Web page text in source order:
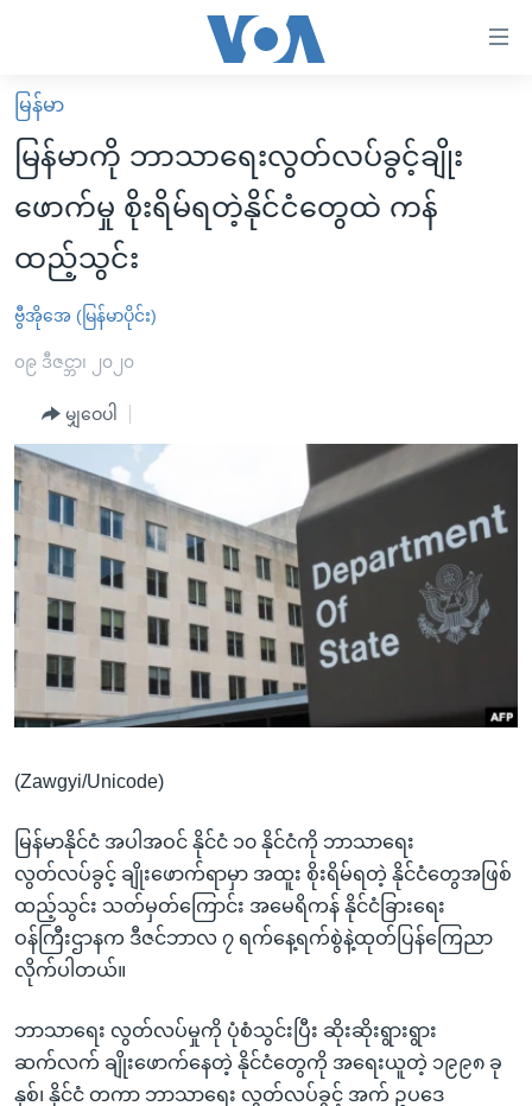
လွယ်ကူ
စေ
များ
ပင်မ
ကျော်
ကြည့်
ရန်
ပင်မ
အ
ညွန်း
စာမျက်နှာ
ကျော်
ရန်
ရန်
နေရာ
သို့
ကျော်
မူလစာမျက်နှာ
မြန်မာ
ကမ္ဘာ့သတင်းများ
နိုင်ငံတကာ
အစ္စရေး-ပါလက်စတိုင်း
ဗွီဒီယို
အင်္ဂလိပ်စာလေ့လာမယ်
အမေရိကန်သုံးအီဒီယံ
မကြေးမုံရဲ့ အင်္ဂလိပ်စာ
ရုပ်ရှင်ထဲက အင်္ဂလိပ်စာ
သုတပဒေသာ အင်္ဂလိပ်စာ
အပတ်စဉ်ကဏ္ဍများ
ရေဒီယို
ရေဒီယိုနှင့်ရုပ်သံ အချက်အလက်များ
ရေဒီယို/တီဗွီအစီအစဉ်
Learning English
ဗွီအိုအေ လူမှုကွန်ယက်များ
မြန်မာ
မြန်မာကို ဘာသာရေးလွတ်လပ်ခွင့်ချိုး
ဖောက်မှု စိုးရိမ်ရတဲ့နိုင်ငံတွေထဲ ကန်
ထည့်သွင်း
ဗွီအိုအေ (မြန်မာပိုင်း)
၀၉ ဒီဇင္ဘာ၊ ၂၀၂၀
မျှဝေပါ
(Zawgyi/Unicode)
မြန်မာနိုင်ငံ အပါအဝင် နိုင်ငံ ၁၀ နိုင်ငံကို ဘာသာရေး
လွတ်လပ်ခွင့် ချိုးဖောက်ရာမှာ အထူး စိုးရိမ်ရတဲ့ နိုင်ငံတွေအဖြစ်
ထည့်သွင်း သတ်မှတ်ကြောင်း အမေရိကန် နိုင်ငံခြားရေး
ဝန်ကြီးဌာနက ဒီဇင်ဘာလ ၇ ရက်နေ့ရက်စွဲနဲ့ထုတ်ပြန်ကြေညာ
လိုက်ပါတယ်။
ဘာသာရေး လွတ်လပ်မှုကို ပုံစံသွင်းပြီး ဆိုးဆိုးရွားရွား
ဆက်လက် ချိုးဖောက်နေတဲ့ နိုင်ငံတွေကို အရေးယူတဲ့ ၁၉၉၈ ခု
နှစ်၊ နိုင်ငံ တကာ ဘာသာရေး လွတ်လပ်ခွင့် အက် ဥပဒေ